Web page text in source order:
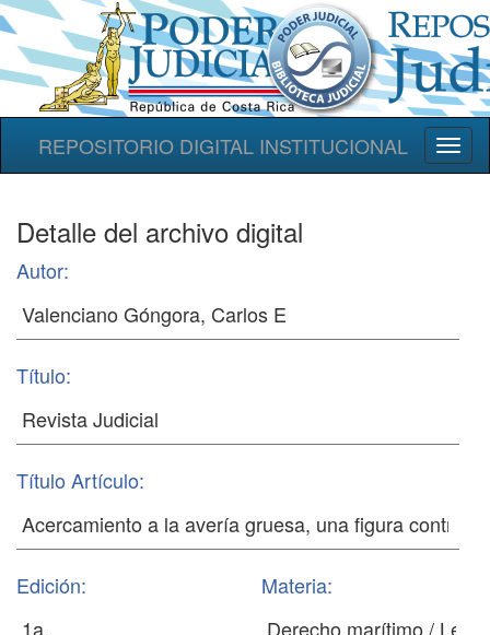
REPOSITORIO DIGITAL INSTITUCIONAL
Detalle del archivo digital
Autor:
Título:
Título Artículo:
Edición: Materia: